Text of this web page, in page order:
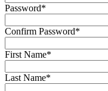
Password*
Confirm Password*
First Name*
Last Name*